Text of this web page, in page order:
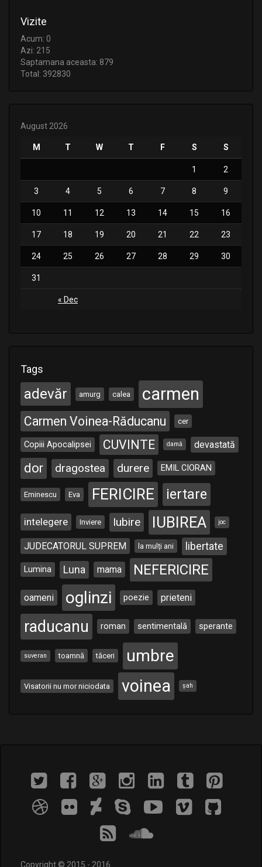
Vizite
Acum: 0
Azi: 215
Saptamana aceasta: 879
Total: 392830
August 2026
M T W T F S S
« Dec
1 2
3 4 5 6 7 8 9
10 11 12 13 14 15 16
17 18 19 20 21 22 23
24 25 26 27 28 29 30
31
Tags
adevăr amurg calea carmen
Carmen Voinea-Răducanu cer
Copiii Apocalipsei CUVINTE damă devastată
dor dragostea durere EMIL CIORAN
Eminescu Eva FERICIRE iertare
intelegere Inviere Iubire IUBIREA joc
JUDECATORUL SUPREM la mulți ani libertate
Lumina Luna mama NEFERICIRE
oameni oglinzi poezie prieteni
raducanu roman sentimentală sperante
suveran toamnă tăceri umbre
Visatorii nu mor niciodata voinea șah
Copyright © 2015 - 2016